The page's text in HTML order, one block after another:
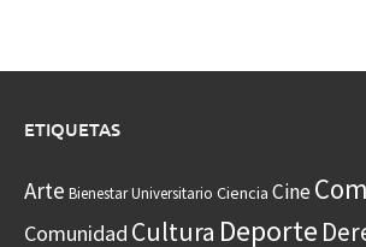
ETIQUETAS
Arte Bienestar Universitario Ciencia Cine
Comunidad Cultura Deporte